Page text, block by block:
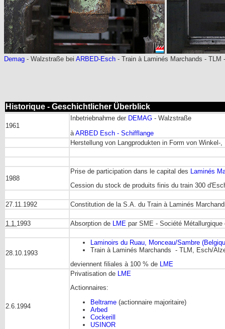
Demag - Walzstraße bei ARBED-Esch - Train à Laminés Marchands - TLM
Historique - Geschichtlicher Überblick
1961
Inbetriebnahme der DEMAG - Walzstraße
àARBED Esch - Schifflange
Herstellung von Langprodukten in Form von Winkel-
1988
Prise de participation dans le capital des Laminés
Cession du stock de produits finis du train 300
27.11.1992 Constitution de la S.A. du Train à Laminés
1.1.1993 Absorption de LME par SME - Société Métallurgique
28.10.1993
Laminoirs du Ruau, Monceau/Sambre
Train à Laminés Marchands - TLM, Esch/
deviennent filiales à 100 % de LME
2.6.1994
Privatisation de LME
Actionnaires:
Beltrame (actionnaire majoritaire)
Arbed
Cockerill
USINOR